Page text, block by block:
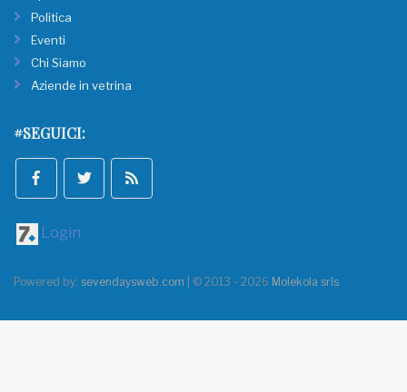
Politica
Eventi
Chi Siamo
Aziende in vetrina
#SEGUICI:
Login
Powered by: sevendaysweb.com | © 2013 - 2026 Molekola srls